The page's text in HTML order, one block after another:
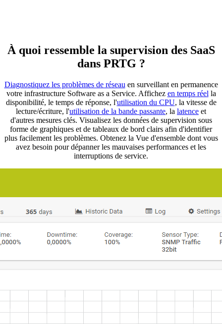
À quoi ressemble la supervision des SaaS
dans PRTG ?
Diagnostiquez les problèmes de réseau en surveillant en permanence
votre infrastructure Software as a Service. Affichez en temps réel la
disponibilité, le temps de réponse, l'utilisation du CPU, la vitesse de
lecture/écriture, l'utilisation de la bande passante, la latence et
d'autres mesures clés. Visualisez les données de supervision sous
forme de graphiques et de tableaux de bord clairs afin d'identifier
plus facilement les problèmes. Obtenez la Vue d'ensemble dont vous
avez besoin pour dépanner les mauvaises performances et les
interruptions de service.